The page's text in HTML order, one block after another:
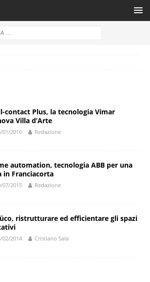
contact Plus, la tecnologia Vimar
Villa d’Arte
01/2016 Redazione
automation, tecnologia ABB per una
in Franciacorta
07/2015 Redazione
ristrutturare ed efficientare gli spazi
02/2014 Cristiano Sala